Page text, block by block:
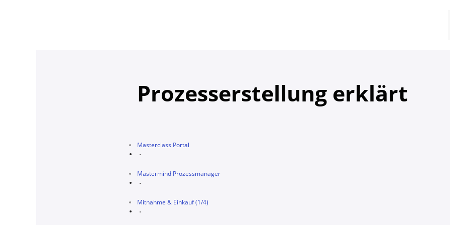
Prozesserstellung erklärt
Masterclass Portal
Mastermind Prozessmanager
Mitnahme & Einkauf (1/4)